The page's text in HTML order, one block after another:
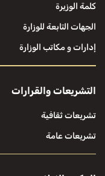
كلمة الوزيرة
الجهات التابعة للوزارة
إدارات و مكاتب الوزارة
التشريعات والقرارات
تشريعات ثقافية
تشريعات عامة